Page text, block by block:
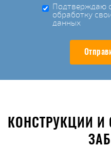
Подтверждаю
обработку
данных
КОНСТРУКЦИИ И